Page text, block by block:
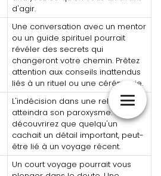
d'agir.
Une conversation avec un mentor
ou un guide spirituel pourrait
révéler des secrets qui
changeront votre chemin. Prêtez
attention aux conseils inattendus
liés à un rituel ou une cérémonie.
L'indécision dans une relation
atteindra son paroxysme. Vous
découvrirez que quelqu'un
cachait un détail important, peut-
être lié à un voyage récent.
Un court voyage pourrait vous